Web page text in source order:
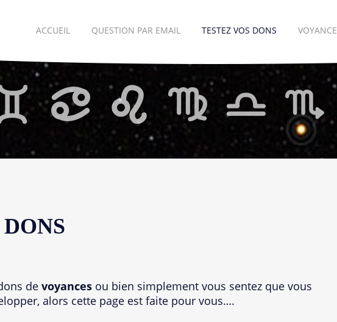
ACCUEIL QUESTION PAR EMAIL TESTEZ VOS DONS VOYANCE
de voyances ou bien simplement vous sentez que vous
alors cette page est faite pour vous….